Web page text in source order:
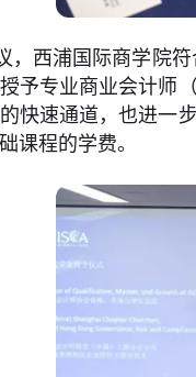
，西浦国际商学院
予专业商业会计师
快速通道，也进一
课程的学费。